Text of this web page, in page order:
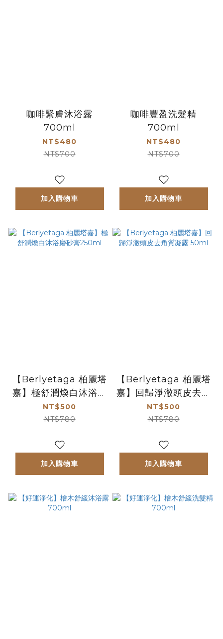
咖啡緊膚沐浴露
700ml
NT$480
NT$700
加入購物車
咖啡豐盈洗髮精
700ml
NT$480
NT$700
加入購物車
【Berlyetaga 柏麗塔
嘉】極舒潤煥白沐浴磨
砂膏250ml
NT$500
NT$780
加入購物車
【Berlyetaga 柏麗塔
嘉】回歸淨澈頭皮去角
質凝露 50ml
NT$500
NT$780
加入購物車